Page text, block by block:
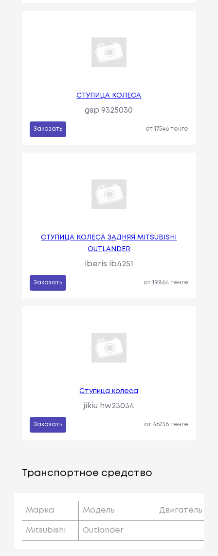
СТУПИЦА КОЛЕСА
gsp 9325030
Заказать от 17546 тенге
СТУПИЦА КОЛЕСА ЗАДНЯЯ MITSUBISHI
OUTLANDER
iberis ib4251
Заказать от 19864 тенге
Ступица колеса
jikiu hw23034
Заказать от 46736 тенге
Транспортное средство
Марка Модель Двигатель
Mitsubishi Outlander